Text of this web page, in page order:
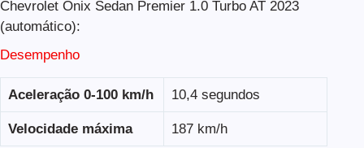
Chevrolet Onix Sedan Premier 1.0 Turbo AT 2023
(automático):
Desempenho
Aceleração 0-100 km/h 10,4 segundos
Velocidade máxima
187 km/h